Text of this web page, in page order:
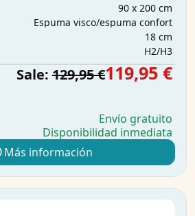
90 x 200 cm
Espuma visco/espuma confort
18 cm
H2/H3
Sale: 129,95 €119,95 €
Envío gratuito
Disponibilidad inmediata
Más información